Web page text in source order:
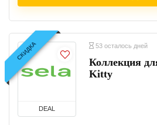
СКИДКА
DEAL
53 осталось дней
Коллекция
Kitty